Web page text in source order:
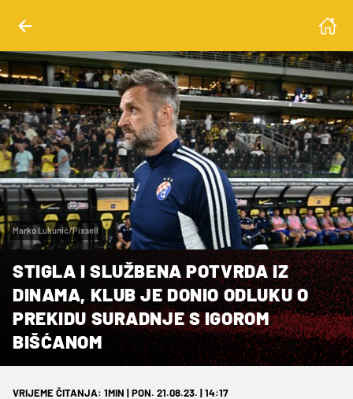
Marko Lukunić/Pixsell
STIGLA I SLUŽBENA POTVRDA IZ
DINAMA, KLUB JE DONIO ODLUKU O
PREKIDU SURADNJE S IGOROM
BIŠĆANOM
VRIJEME ČITANJA: 1MIN | PON. 21.08.23. | 14:17